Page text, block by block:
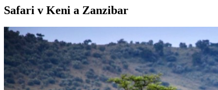
Safari v Keni a Zanzibar